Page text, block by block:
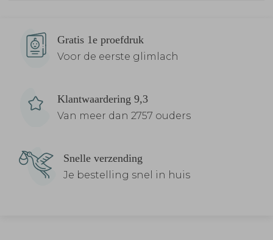
Gratis 1e proefdruk
Voor de eerste glimlach
Klantwaardering 9,3
Van meer dan 2757 ouders
Snelle verzending
Je bestelling snel in huis